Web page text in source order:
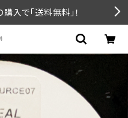
入で「送料無料」！